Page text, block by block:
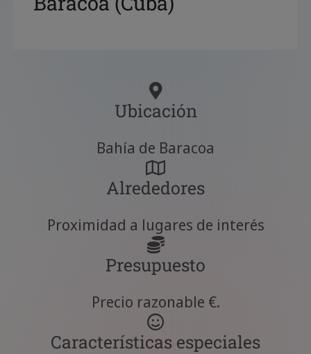
Ubicación
Bahía de Baracoa
Alrededores
Proximidad a lugares de interés
Presupuesto
Precio razonable €.
Características especiales